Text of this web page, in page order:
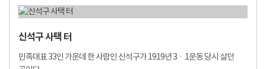
신석구 사택 터
민족대표 33인 가운데 한 사람인 신석구가 1919년 3ㆍ1운동 당시 살던